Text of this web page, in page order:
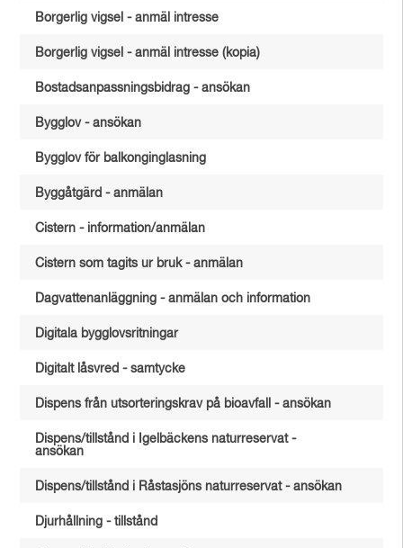
Borgerlig vigsel - anmäl intresse
Borgerlig vigsel - anmäl intresse (kopia)
Bostadsanpassningsbidrag - ansökan
Bygglov - ansökan
Bygglov för balkonginglasning
Byggåtgärd - anmälan
Cistern - information/anmälan
Cistern som tagits ur bruk - anmälan
Dagvattenanläggning - anmälan och information
Digitala bygglovsritningar
Digitalt låsvred - samtycke
Dispens från utsorteringskrav på bioavfall - ansökan
Dispens/tillstånd i Igelbäckens naturreservat -
ansökan
Dispens/tillstånd i Råstasjöns naturreservat - ansökan
Djurhållning - tillstånd